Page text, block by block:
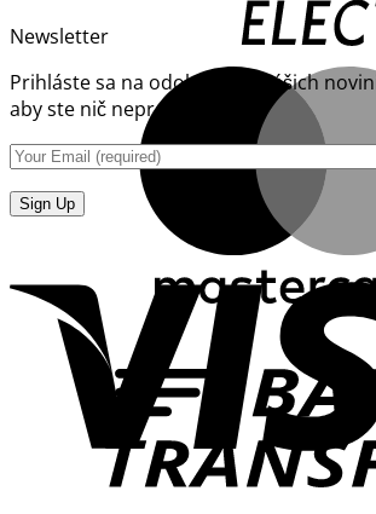
Newsletter
Prihláste sa na odoberanie nášich
aby ste nič neprepásli.